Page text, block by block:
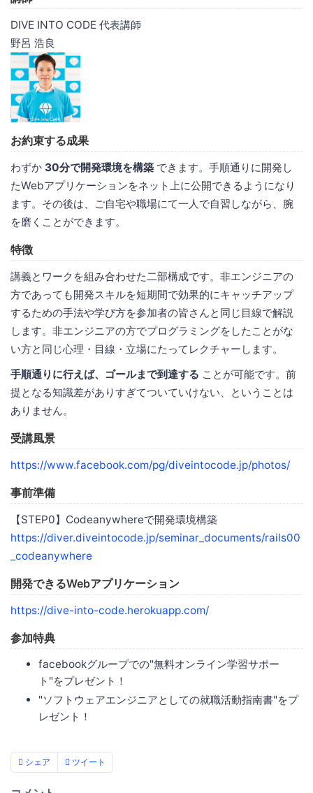
DIVE INTO CODE 代表講師
野呂 浩良
お約束する成果
わずか 30分で開発環境を構築 できます。手順通りに開発し
たWebアプリケーションをネット上に公開できるようになり
ます。その後は、ご自宅や職場にて一人で自習しながら、腕
を磨くことができます。
特徴
講義とワークを組み合わせた二部構成です。非エンジニアの
方であっても開発スキルを短期間で効果的にキャッチアップ
するための手法や学び方を参加者の皆さんと同じ目線で解説
します。非エンジニアの方でプログラミングをしたことがな
い方と同じ心理・目線・立場にたってレクチャーします。
手順通りに行えば、ゴールまで到達する ことが可能です。前
提となる知識差がありすぎてついていけない、ということは
ありません。
受講風景
https://www.facebook.com/pg/diveintocode.jp/photos/
事前準備
【STEP0】Codeanywhereで開発環境構築
https://diver.diveintocode.jp/seminar_documents/rails00
_codeanywhere
開発できるWebアプリケーション
https://dive-into-code.herokuapp.com/
参加特典
facebookグループでの"無料オンライン学習サポー
ト"をプレゼント！
"ソフトウェアエンジニアとしての就職活動指南書"をプ
レゼント！
シェア ツイート